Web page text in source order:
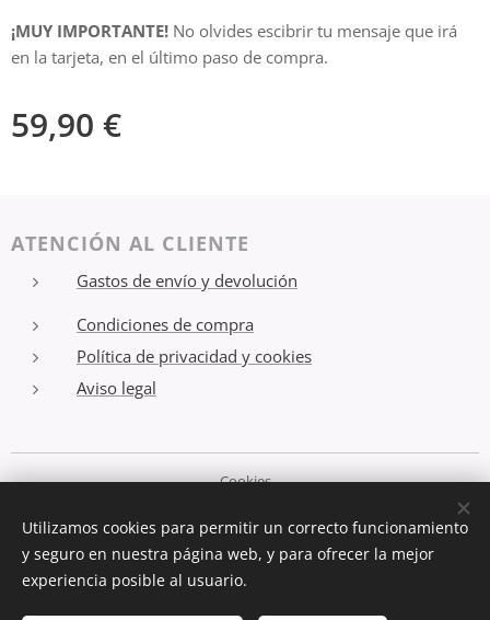
¡MUY IMPORTANTE! No olvides escibrir tu mensaje que irá
en la tarjeta, en el último paso de compra.
59,90 €
ATENCIÓN AL CLIENTE
Gastos de envío y devolución
Condiciones de compra
Política de privacidad y cookies
Aviso legal
Cookies
Idiomas
Deutsch
Español English
Utilizamos cookies para permitir un correcto funcionamiento
y seguro en nuestra página web, y para ofrecer la mejor
experiencia posible al usuario.